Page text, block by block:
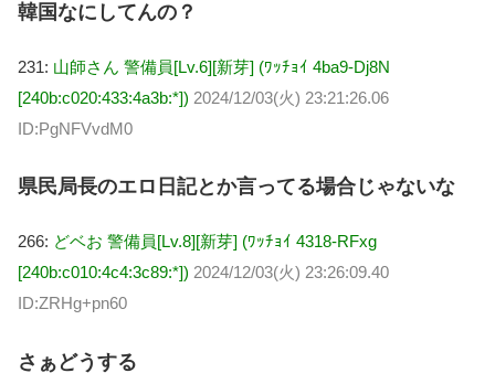
韓国なにしてんの？
231: 山師さん 警備員[Lv.6][新芽] (ﾜｯﾁｮｲ 4ba9-Dj8N
[240b:c020:433:4a3b:*]) 2024/12/03(火) 23:21:26.06
ID:PgNFVvdM0
県民局長のエロ日記とか言ってる場合じゃないな
266: どベお 警備員[Lv.8][新芽] (ﾜｯﾁｮｲ 4318-RFxg
[240b:c010:4c4:3c89:*]) 2024/12/03(火) 23:26:09.40
ID:ZRHg+pn60
さぁどうする